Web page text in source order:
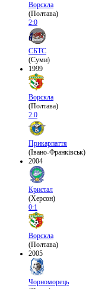
Ворскла
(Полтава)
2:0
СБТС
(Суми)
1999
Ворскла
(Полтава)
2:0
Прикарпаття
(Івано-Франківськ)
2004
Кристал
(Херсон)
0:1
Ворскла
(Полтава)
2005
Чорноморець